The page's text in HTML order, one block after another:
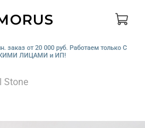
от 20 000 руб. Работаем только С
ЛИЦАМИ и ИП!
Stone